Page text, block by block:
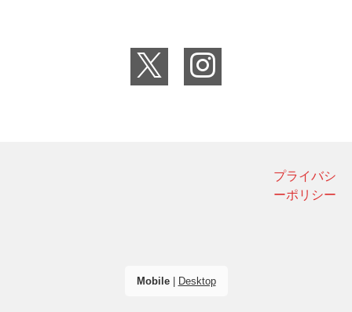
プライバシ
ーポリシー
Mobile| Desktop